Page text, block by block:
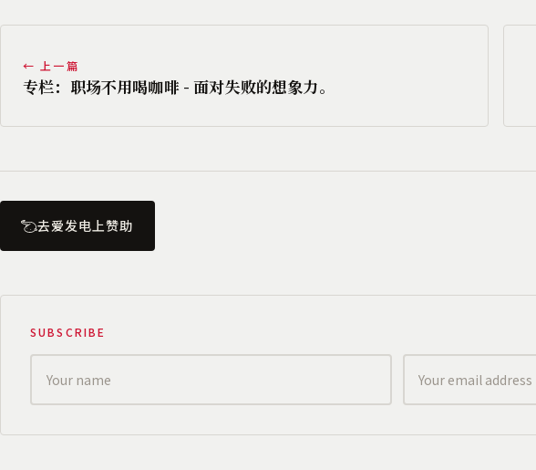
← 上一篇
专栏：职场不用喝咖啡 - 面对失败的想象力。
去爱发电上赞助
SUBSCRIBE